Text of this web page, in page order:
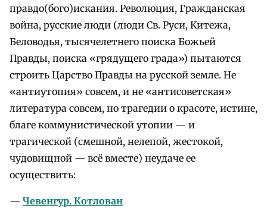
правдо(бого)искания. Революция, Гражданская
война, русские люди (люди Св. Руси, Китежа,
Беловодья, тысячелетнего поиска Божьей
Правды, поиска «грядущего града») пытаются
строить Царство Правды на русской земле. Не
«антиутопия» совсем, и не «антисоветская»
литература совсем, но трагедии о красоте, истине,
благе коммунистической утопии — и
трагической (смешной, нелепой, жестокой,
чудовищной — всё вместе) неудаче ее
осуществить:
— Чевенгур. Котлован